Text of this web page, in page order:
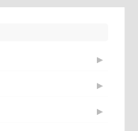
▶
▶
▶